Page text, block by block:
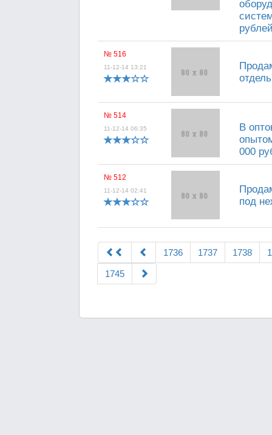
№ 516
11-12-14 13:21
№ 514
11-12-14 06:35
В
000
№ 512
11-12-14 02:41
под
1736 1737 1738
1745